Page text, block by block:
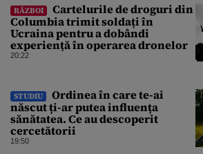
RĂZBOI
Cartelurile de droguri din
Columbia trimit soldați în
Ucraina pentru a dobândi
experiență în operarea dronelor
20:22
STUDIU
Ordinea în care te-ai
născut ți-ar putea influența
sănătatea. Ce au descoperit
cercetătorii
19:50